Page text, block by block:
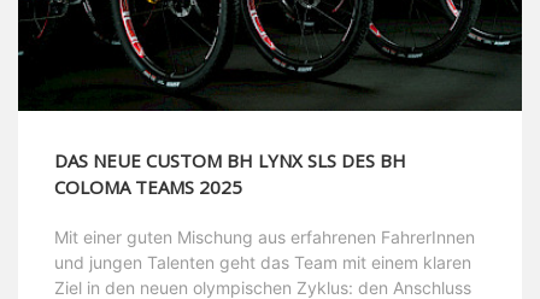
DAS NEUE CUSTOM BH LYNX SLS DES BH
COLOMA TEAMS 2025
Mit einer guten Mischung aus erfahrenen FahrerInnen
und jungen Talenten geht das Team mit einem klaren
Ziel in den neuen olympischen Zyklus: den Anschluss